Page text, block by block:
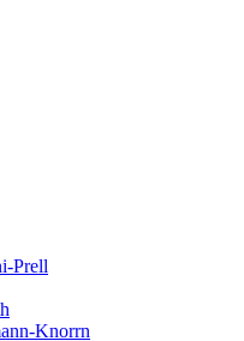
Prell
Knorrn